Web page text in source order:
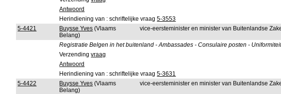
Antwoord
Herindiening van : schriftelijke vraag5-3553
5-4421
Buysse Yves (Vlaams
Belang)
vice-eersteminister en minister van Buitenlandse
Registratie Belgen in het buitenland - Ambassades - Consulaire posten -
Verzendingvraag
Antwoord
Herindiening van : schriftelijke vraag5-3631
5-4422
Buysse Yves (Vlaams
Belang)
vice-eersteminister en minister van Buitenlandse